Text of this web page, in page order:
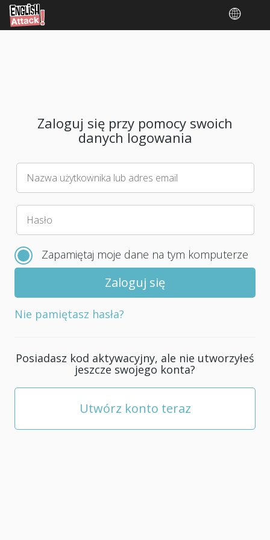
Zaloguj się przy pomocy swoich
danych logowania
Nazwa użytkownika lub adres email
Wybierz
nowe
do
swojego
musi
mieć
Hasło
Zapamiętaj moje dane na tym komputerze
Nie pamiętasz hasła?
Posiadasz kod aktywacyjny, ale nie utworzyłeś
jeszcze swojego konta?
Utwórz konto teraz